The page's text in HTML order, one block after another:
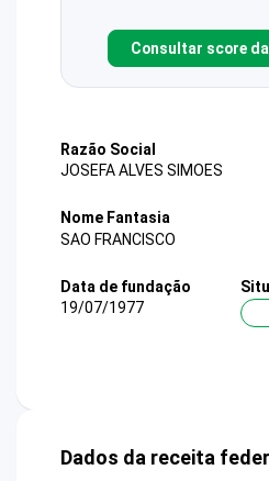
Consultar score
Razão Social
JOSEFA ALVES SIMOES
Nome Fantasia
SAO FRANCISCO
Data de fundação
19/07/1977
Dados da receita